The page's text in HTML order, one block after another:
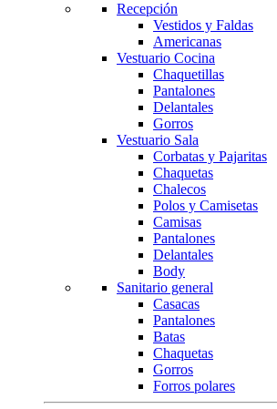
Recepción
Vestidos y Faldas
Americanas
Vestuario Cocina
Chaquetillas
Pantalones
Delantales
Gorros
Vestuario Sala
Corbatas y Pajaritas
Chaquetas
Chalecos
Polos y Camisetas
Camisas
Pantalones
Delantales
Body
Sanitario general
Casacas
Pantalones
Batas
Chaquetas
Gorros
Forros polares